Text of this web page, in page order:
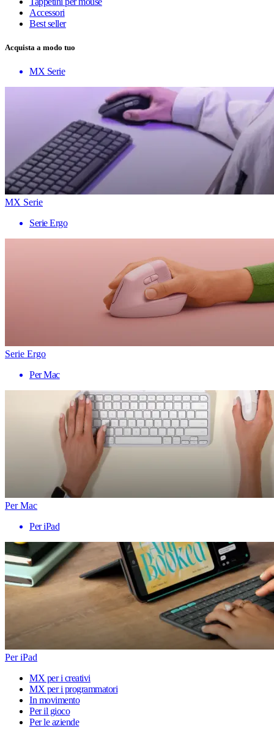
Accessori
Best seller
Acquista a modo tuo
MX Serie
MX Serie
Serie Ergo
Serie Ergo
Per Mac
Per Mac
Per iPad
Per iPad
MX per i creativi
MX per i programmatori
In movimento
Per il gioco
Per le aziende